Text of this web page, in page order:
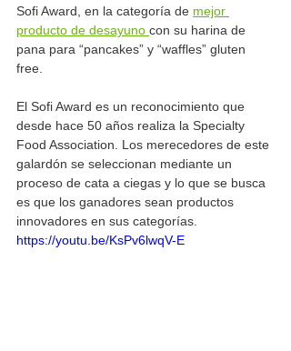
Sofi Award, en la categoría de mejor
producto de desayuno con su harina de
pana para “pancakes” y “waffles” gluten
free.
El Sofi Award es un reconocimiento que
desde hace 50 años realiza la Specialty
Food Association. Los merecedores de este
galardón se seleccionan mediante un
proceso de cata a ciegas y lo que se busca
es que los ganadores sean productos
innovadores en sus categorías.
https://youtu.be/KsPv6lwqV-E